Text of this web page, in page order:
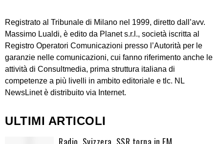
Registrato al Tribunale di Milano nel 1999, diretto dall’avv.
Massimo Lualdi, è edito da Planet s.r.l., società iscritta al
Registro Operatori Comunicazioni presso l’Autorità per le
garanzie nelle comunicazioni, cui fanno riferimento anche le
attività di Consultmedia, prima struttura italiana di
competenze a più livelli in ambito editoriale e tlc. NL
NewsLinet è distribuito via Internet.
ULTIMI ARTICOLI